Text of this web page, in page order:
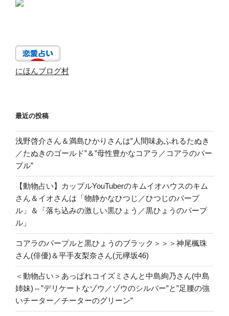
にほんブログ村
最近の投稿
浅野啓介さん＆満島ひかりさんは”人間味あふれるたぬき
／たぬきのゴールド”＆”母性豊かなコアラ／コアラのパー
プル”
【動物占い】カップルYouTuberのキムイオハウスのキム
さん＆イオさんは「物静かなひつじ／ひつじのパープ
ル」＆「落ち込みの激しい黒ひょう／黒ひょうのパープ
ル」
コアラのパープルと黒ひょうのブラック＞＞＞神尾楓珠
さん(俳優)＆平手友梨奈さん(元欅坂46)
＜動物占い＞あっぱれコイズミさんと中島絢乃さん(中島
姉妹)⇔”デリケートなゾウ／ゾウのシルバー”と”足腰の強
いチーター／チーターのグリーン”